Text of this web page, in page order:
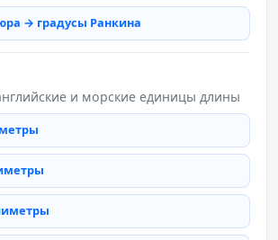
→ градусы Ранкина
и морские единицы длины